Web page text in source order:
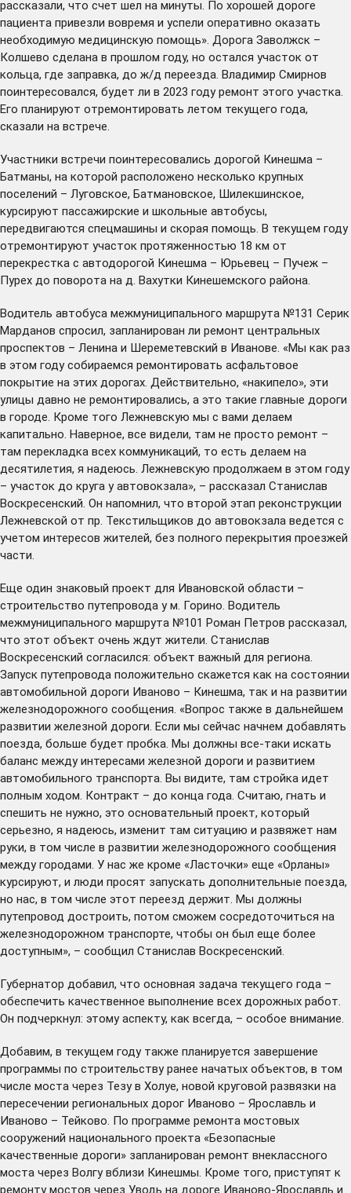
рассказали, что счет шел на минуты. По хорошей дороге
пациента привезли вовремя и успели оперативно оказать
необходимую медицинскую помощь». Дорога Заволжск –
Колшево сделана в прошлом году, но остался участок от
кольца, где заправка, до ж/д переезда. Владимир Смирнов
поинтересовался, будет ли в 2023 году ремонт этого участка.
Его планируют отремонтировать летом текущего года,
сказали на встрече.
Участники встречи поинтересовались дорогой Кинешма –
Батманы, на которой расположено несколько крупных
поселений – Луговское, Батмановское, Шилекшинское,
курсируют пассажирские и школьные автобусы,
передвигаются спецмашины и скорая помощь. В текущем году
отремонтируют участок протяженностью 18 км от
перекрестка с автодорогой Кинешма – Юрьевец – Пучеж –
Пурех до поворота на д. Вахутки Кинешемского района.
Водитель автобуса межмуниципального маршрута №131 Серик
Марданов спросил, запланирован ли ремонт центральных
проспектов – Ленина и Шереметевский в Иванове. «Мы как раз
в этом году собираемся ремонтировать асфальтовое
покрытие на этих дорогах. Действительно, «накипело», эти
улицы давно не ремонтировались, а это такие главные дороги
в городе. Кроме того Лежневскую мы с вами делаем
капитально. Наверное, все видели, там не просто ремонт –
там перекладка всех коммуникаций, то есть делаем на
десятилетия, я надеюсь. Лежневскую продолжаем в этом году
– участок до круга у автовокзала», – рассказал Станислав
Воскресенский. Он напомнил, что второй этап реконструкции
Лежневской от пр. Текстильщиков до автовокзала ведется с
учетом интересов жителей, без полного перекрытия проезжей
части.
Еще один знаковый проект для Ивановской области –
строительство путепровода у м. Горино. Водитель
межмуниципального маршрута №101 Роман Петров рассказал,
что этот объект очень ждут жители. Станислав
Воскресенский согласился: объект важный для региона.
Запуск путепровода положительно скажется как на состоянии
автомобильной дороги Иваново – Кинешма, так и на развитии
железнодорожного сообщения. «Вопрос также в дальнейшем
развитии железной дороги. Если мы сейчас начнем добавлять
поезда, больше будет пробка. Мы должны все-таки искать
баланс между интересами железной дороги и развитием
автомобильного транспорта. Вы видите, там стройка идет
полным ходом. Контракт – до конца года. Считаю, гнать и
спешить не нужно, это основательный проект, который
серьезно, я надеюсь, изменит там ситуацию и развяжет нам
руки, в том числе в развитии железнодорожного сообщения
между городами. У нас же кроме «Ласточки» еще «Орланы»
курсируют, и люди просят запускать дополнительные поезда,
но нас, в том числе этот переезд держит. Мы должны
путепровод достроить, потом сможем сосредоточиться на
железнодорожном транспорте, чтобы он был еще более
доступным», – сообщил Станислав Воскресенский.
Губернатор добавил, что основная задача текущего года –
обеспечить качественное выполнение всех дорожных работ.
Он подчеркнул: этому аспекту, как всегда, – особое внимание.
Добавим, в текущем году также планируется завершение
программы по строительству ранее начатых объектов, в том
числе моста через Тезу в Холуе, новой круговой развязки на
пересечении региональных дорог Иваново – Ярославль и
Иваново – Тейково. По программе ремонта мостовых
сооружений национального проекта «Безопасные
качественные дороги» запланирован ремонт внеклассного
моста через Волгу вблизи Кинешмы. Кроме того, приступят к
ремонту мостов через Уводь на дороге Иваново-Ярославль и